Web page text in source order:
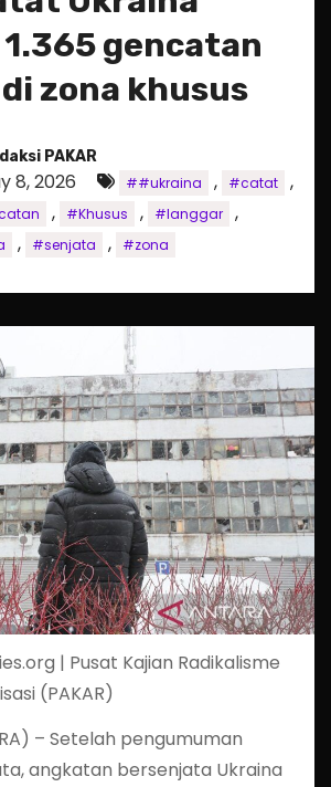
gencatan
zona khusus
PAKAR
8, 2026 ##ukraina , #catat ,
, #Khusus , #langgar ,
, #senjata , #zona
| Pusat Kajian Radikalisme
(PAKAR)
– Setelah pengumuman
angkatan bersenjata Ukraina